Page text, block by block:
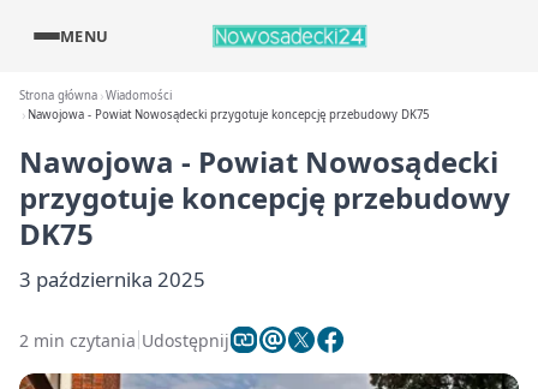
MENU
Strona główna Wiadomości
Nawojowa - Powiat Nowosądecki przygotuje koncepcję przebudowy DK75
Nawojowa - Powiat Nowosądecki
przygotuje koncepcję przebudowy
DK75
3 października 2025
2 min czytania Udostępnij